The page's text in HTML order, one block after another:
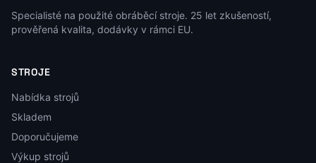
Specialisté na použité obráběcí stroje. 25 let zkušeností,
prověřená kvalita, dodávky v rámci EU.
STROJE
Nabídka strojů
Skladem
Doporučujeme
Výkup strojů